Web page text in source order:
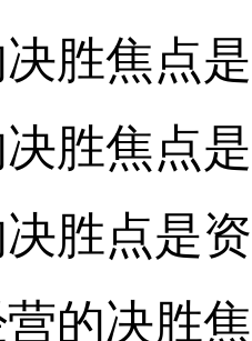
胜焦点
胜焦点
胜点是
的决胜